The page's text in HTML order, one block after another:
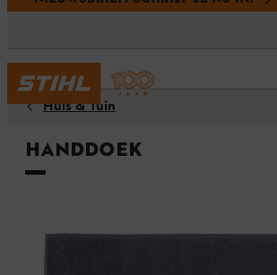
Huis & Tuin
Handdoek